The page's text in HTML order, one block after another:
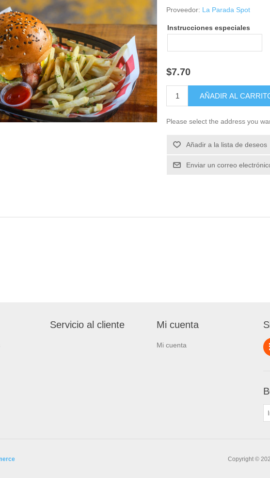
Proveedor: La Parada Spot
Instrucciones especiales
$7.70
Please select the address you
Servicio al cliente Mi cuenta
Mi cuenta
Copyright ©